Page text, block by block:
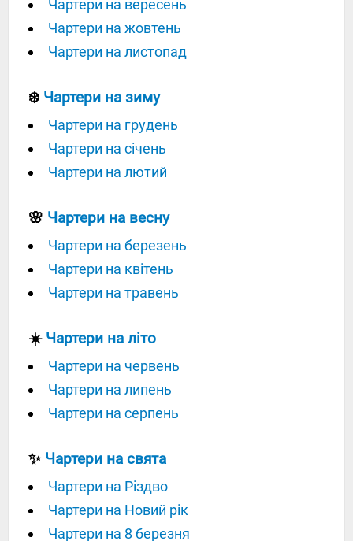
Чартери на вересень
Чартери на жовтень
Чартери на листопад
❄️ Чартери на зиму
Чартери на грудень
Чартери на січень
Чартери на лютий
🌸 Чартери на весну
Чартери на березень
Чартери на квітень
Чартери на травень
☀️ Чартери на літо
Чартери на червень
Чартери на липень
Чартери на серпень
✨ Чартери на свята
Чартери на Різдво
Чартери на Новий рік
Чартери на 8 березня